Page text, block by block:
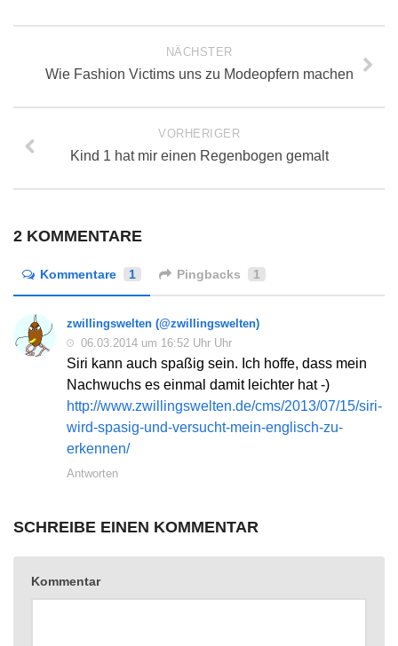
NÄCHSTER
Wie Fashion Victims uns zu Modeopfern machen
VORHERIGER
Kind 1 hat mir einen Regenbogen gemalt
2 KOMMENTARE
Kommentare 1 Pingbacks 1
zwillingswelten (@zwillingswelten)
06.03.2014 um 16:52 Uhr Uhr
Siri kann auch spaßig sein. Ich hoffe, dass mein
Nachwuchs es einmal damit leichter hat -)
http://www.zwillingswelten.de/cms/2013/07/15/siri-
wird-spasig-und-versucht-mein-englisch-zu-
erkennen/
Antworten
SCHREIBE EINEN KOMMENTAR
Kommentar